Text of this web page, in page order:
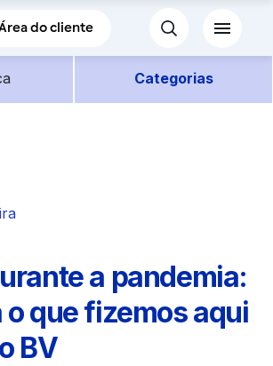
principal
do cliente
Categorias
conteúdos
a pandemia:
que fizemos aqui
BV